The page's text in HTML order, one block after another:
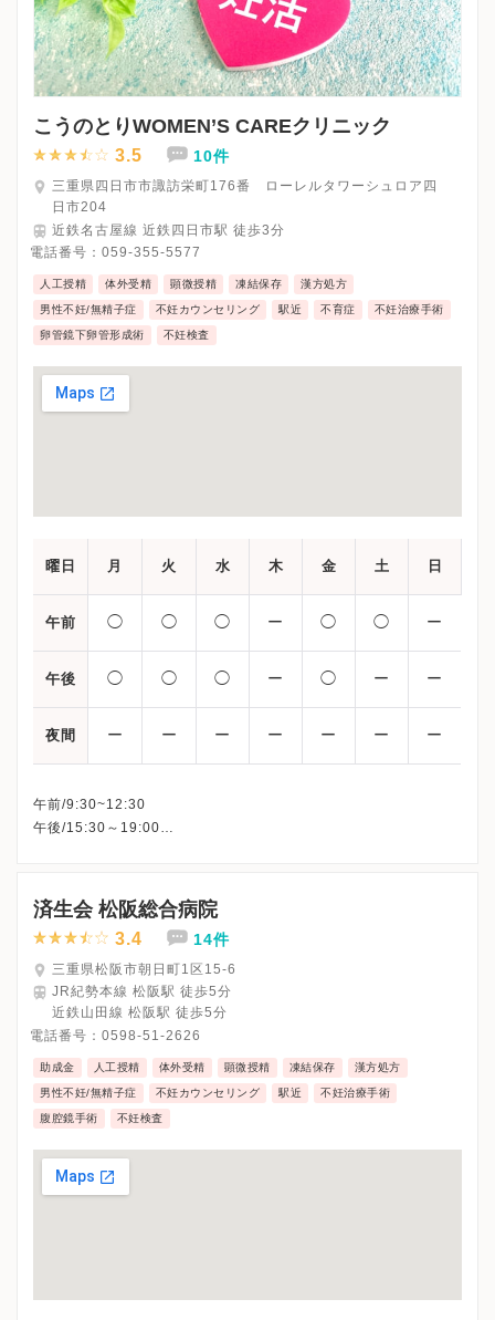
こうのとりWOMEN’S CAREクリニック
3.5 10件
三重県四日市市諏訪栄町176番 ローレルタワーシュロア四
日市204
近鉄名古屋線 近鉄四日市駅 徒歩3分
電話番号： 059-355-5577
人工授精 体外受精 顕微授精 凍結保存 漢方処方
男性不妊/無精子症 不妊カウンセリング 駅近 不育症 不妊治療手術
卵管鏡下卵管形成術 不妊検査
曜日 月 火 水 木 金 土 日
午前 ◯ ◯ ◯ ー ◯ ◯ ー
午後 ◯ ◯ ◯ ー ◯ ー ー
夜間 ー ー ー ー ー ー ー
午前/9:30~12:30
午後/15:30～19:00
済生会 松阪総合病院
3.4 14件
三重県松阪市朝日町1区15-6
JR紀勢本線 松阪駅 徒歩5分
近鉄山田線 松阪駅 徒歩5分
電話番号： 0598-51-2626
助成金 人工授精 体外受精 顕微授精 凍結保存 漢方処方
男性不妊/無精子症 不妊カウンセリング 駅近 不妊治療手術
腹腔鏡手術 不妊検査